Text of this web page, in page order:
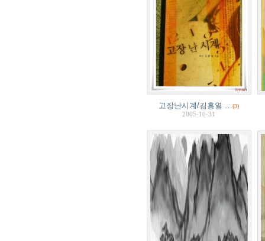
고장난시계/김흥열 …(3)
2005-10-31